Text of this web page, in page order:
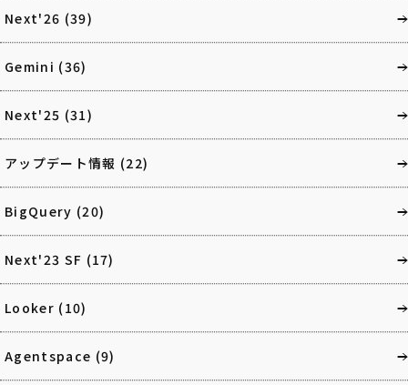
Next'26 (39)
Gemini (36)
Next'25 (31)
アップデート情報 (22)
BigQuery (20)
Next'23 SF (17)
Looker (10)
Agentspace (9)